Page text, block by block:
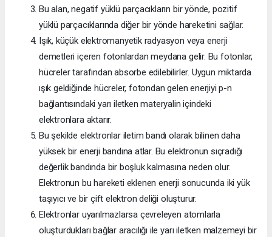
Bu alan, negatif yüklü parçacıkların bir yönde, pozitif
yüklü parçacıklarında diğer bir yönde hareketini sağlar.
Işık, küçük elektromanyetik radyasyon veya enerji
demetleri içeren fotonlardan meydana gelir. Bu fotonlar,
hücreler tarafından absorbe edilebilirler. Uygun miktarda
ışık geldiğinde hücreler, fotondan gelen enerjiyi p-n
bağlantısındaki yarı iletken materyalin içindeki
elektronlara aktarır.
Bu şekilde elektronlar iletim bandı olarak bilinen daha
yüksek bir enerji bandına atlar. Bu elektronun sıçradığı
değerlik bandında bir boşluk kalmasına neden olur.
Elektronun bu hareketi eklenen enerji sonucunda iki yük
taşıyıcı ve bir çift elektron deliği oluşturur.
Elektronlar uyarılmazlarsa çevreleyen atomlarla
oluşturdukları bağlar aracılığı ile yarı iletken malzemeyi bir